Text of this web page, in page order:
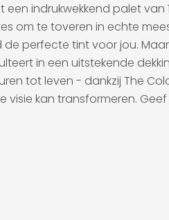
indrukwekkend palet van
om te toveren in echte
perfecte tint voor jou.
in een uitstekende
tot leven - dankzij The
kan transformeren.